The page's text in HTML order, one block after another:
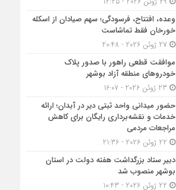
وعده، افتتاح، فرسودگی؛ سهم صیادان از اسکله
خورخان فقط تماشاست
موافقت قطعی راهور با صدور پلاک
خودروهای منطقه آزاد بوشهر
حضور میدانی واحد ثبتی دیر در آبدان؛ ارائه
خدمات و نقشه‌برداری رایگان برای کاهش
مراجعات مردمی
دبیر ستاد بزرگداشت هفته دولت در استان
بوشهر منصوب شد